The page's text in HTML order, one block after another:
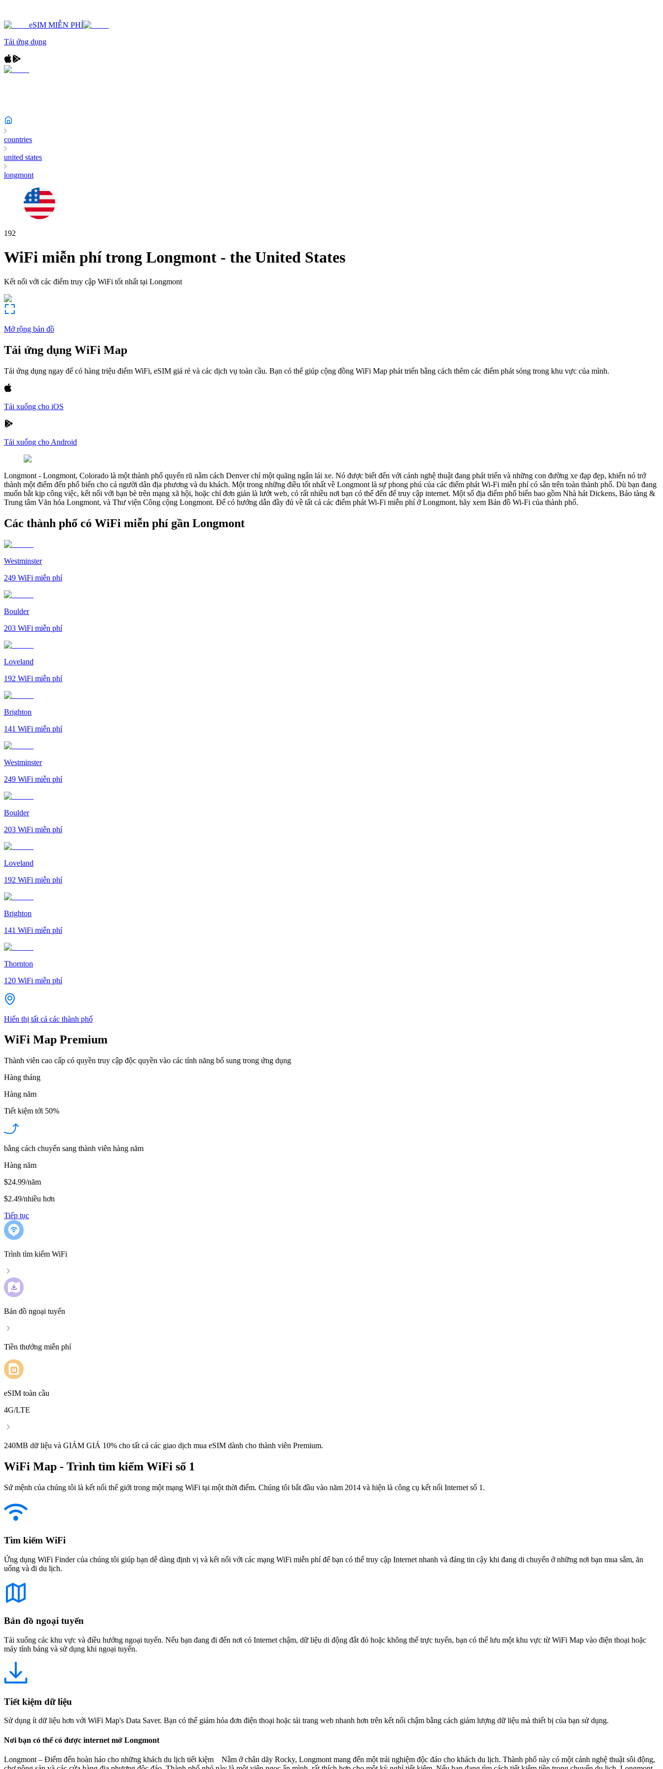
eSIM MIỄN PHÍ
Tải ứng dụng
countries
united states
longmont
192
WiFi miễn phí trong Longmont - the United States
Kết nối với các điểm truy cập WiFi tốt nhất tại Longmont
Mở rộng bản đồ
Tải ứng dụng WiFi Map
Tải ứng dụng ngay để có hàng triệu điểm WiFi, eSIM giá rẻ và các dịch vụ toàn cầu. Bạn có thể giúp cộng đồng WiFi Map phát triển bằng cách thêm các điểm phát sóng trong khu vực của mình.
Tải xuống cho iOS
Tải xuống cho Android
Longmont - Longmont, Colorado là một thành phố quyến rũ nằm cách Denver chỉ một quãng ngắn lái xe. Nó được biết đến với cảnh nghệ thuật đang phát triển và những con đường xe đạp đẹp, khiến nó trở
thành một điểm đến phổ biến cho cả người dân địa phương và du khách. Một trong những điều tốt nhất về Longmont là sự phong phú của các điểm phát Wi-Fi miễn phí có sẵn trên toàn thành phố. Dù bạn đang
muốn bắt kịp công việc, kết nối với bạn bè trên mạng xã hội, hoặc chỉ đơn giản là lướt web, có rất nhiều nơi bạn có thể đến để truy cập internet. Một số địa điểm phổ biến bao gồm Nhà hát Dickens, Bảo tàng &
Trung tâm Văn hóa Longmont, và Thư viện Công cộng Longmont. Để có hướng dẫn đầy đủ về tất cả các điểm phát Wi-Fi miễn phí ở Longmont, hãy xem Bản đồ Wi-Fi của thành phố.
Các thành phố có WiFi miễn phí gần Longmont
Westminster
249 WiFi miễn phí
Boulder
203 WiFi miễn phí
Loveland
192 WiFi miễn phí
Brighton
141 WiFi miễn phí
Westminster
249 WiFi miễn phí
Boulder
203 WiFi miễn phí
Loveland
192 WiFi miễn phí
Brighton
141 WiFi miễn phí
Thornton
120 WiFi miễn phí
Hiển thị tất cả các thành phố
WiFi Map Premium
Thành viên cao cấp có quyền truy cập độc quyền vào các tính năng bổ sung trong ứng dụng
Hàng tháng
Hàng năm
Tiết kiệm tới 50%
bằng cách chuyển sang thành viên hàng năm
Hàng năm
$24.99/năm
$2.49/nhiều hơn
Tiếp tục
Trình tìm kiếm WiFi
Bản đồ ngoại tuyến
Tiền thưởng miễn phí
eSIM toàn cầu
4G/LTE
240MB dữ liệu và GIẢM GIÁ 10% cho tất cả các giao dịch mua eSIM dành cho thành viên Premium.
WiFi Map - Trình tìm kiếm WiFi số 1
Sứ mệnh của chúng tôi là kết nối thế giới trong một mạng WiFi tại một thời điểm. Chúng tôi bắt đầu vào năm 2014 và hiện là công cụ kết nối Internet số 1.
Tìm kiếm WiFi
Ứng dụng WiFi Finder của chúng tôi giúp bạn dễ dàng định vị và kết nối với các mạng WiFi miễn phí để bạn có thể truy cập Internet nhanh và đáng tin cậy khi đang di chuyển ở những nơi bạn mua sắm, ăn
uống và đi du lịch.
Bản đồ ngoại tuyến
Tải xuống các khu vực và điều hướng ngoại tuyến. Nếu bạn đang đi đến nơi có Internet chậm, dữ liệu di động đắt đỏ hoặc không thể trực tuyến, bạn có thể lưu một khu vực từ WiFi Map vào điện thoại hoặc
máy tính bảng và sử dụng khi ngoại tuyến.
Tiết kiệm dữ liệu
Sử dụng ít dữ liệu hơn với WiFi Map's Data Saver. Bạn có thể giảm hóa đơn điện thoại hoặc tải trang web nhanh hơn trên kết nối chậm bằng cách giảm lượng dữ liệu mà thiết bị của bạn sử dụng.
Nơi bạn có thể có được internet mở Longmont
Longmont – Điểm đến hoàn hảo cho những khách du lịch tiết kiệm Nằm ở chân dãy Rocky, Longmont mang đến một trải nghiệm độc đáo cho khách du lịch. Thành phố này có một cảnh nghệ thuật sôi động,